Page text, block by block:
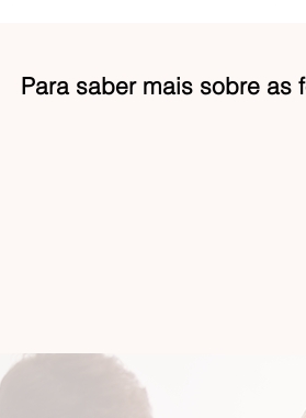
Para saber mais sobre